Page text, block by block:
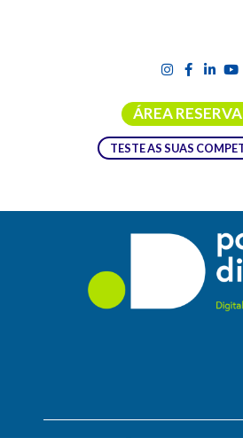
ÁREA
TESTE AS SUAS
PROGRAMA